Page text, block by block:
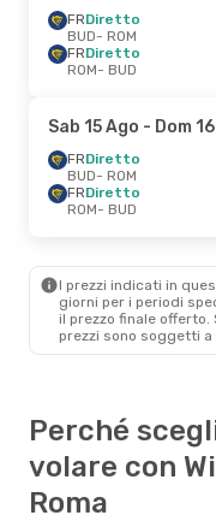
FRDiretto
BUD- ROM
FRDiretto
ROM- BUD
Sab 15 Ago - Dom
FRDiretto
BUD- ROM
FRDiretto
ROM- BUD
I prezzi indicati in
giorni per i periodi
il ​​prezzo finale
prezzi sono soggetti a
Perché
volare con
Roma